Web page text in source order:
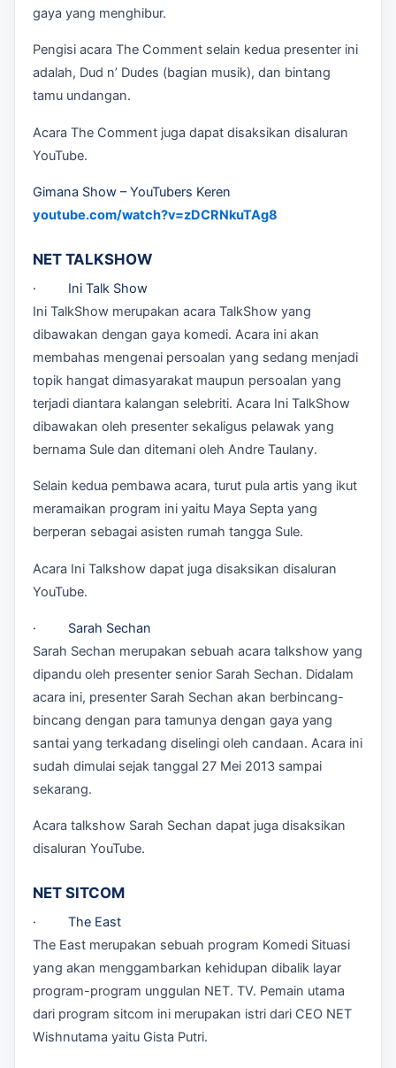
gaya yang menghibur.
Pengisi acara The Comment selain kedua presenter ini
adalah, Dud n’ Dudes (bagian musik), dan bintang
tamu undangan.
Acara The Comment juga dapat disaksikan disaluran
YouTube.
Gimana Show – YouTubers Keren
youtube.com/watch?v=zDCRNkuTAg8
NET TALKSHOW
· Ini Talk Show
Ini TalkShow merupakan acara TalkShow yang
dibawakan dengan gaya komedi. Acara ini akan
membahas mengenai persoalan yang sedang menjadi
topik hangat dimasyarakat maupun persoalan yang
terjadi diantara kalangan selebriti. Acara Ini TalkShow
dibawakan oleh presenter sekaligus pelawak yang
bernama Sule dan ditemani oleh Andre Taulany.
Selain kedua pembawa acara, turut pula artis yang ikut
meramaikan program ini yaitu Maya Septa yang
berperan sebagai asisten rumah tangga Sule.
Acara Ini Talkshow dapat juga disaksikan disaluran
YouTube.
· Sarah Sechan
Sarah Sechan merupakan sebuah acara talkshow yang
dipandu oleh presenter senior Sarah Sechan. Didalam
acara ini, presenter Sarah Sechan akan berbincang-
bincang dengan para tamunya dengan gaya yang
santai yang terkadang diselingi oleh candaan. Acara ini
sudah dimulai sejak tanggal 27 Mei 2013 sampai
sekarang.
Acara talkshow Sarah Sechan dapat juga disaksikan
disaluran YouTube.
NET SITCOM
· The East
The East merupakan sebuah program Komedi Situasi
yang akan menggambarkan kehidupan dibalik layar
program-program unggulan NET. TV. Pemain utama
dari program sitcom ini merupakan istri dari CEO NET
Wishnutama yaitu Gista Putri.